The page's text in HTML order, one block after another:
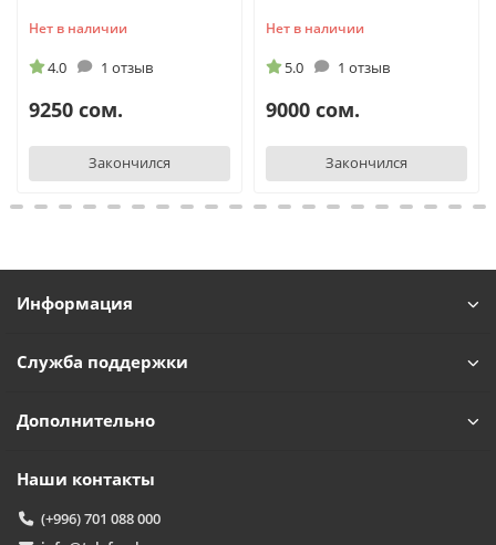
Нет в наличии
4.0 1 отзыв
9250 сом.
Закончился
Нет в наличии
5.0 1 отзыв
9000 сом.
Закончился
Информация
Служба поддержки
Дополнительно
Наши контакты
(+996) 701 088 000